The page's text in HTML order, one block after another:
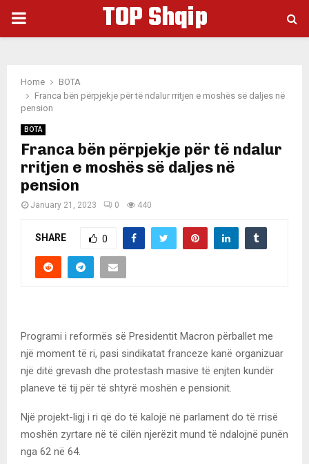
PRIMARY
TOP Shqip
Home
BOTA
Franca bën përpjekje për të ndalur rritjen e moshës së daljes në
pension
BOTA
Franca bën përpjekje për të ndalur
rritjen e moshës së daljes në
pension
January 21, 2023 0 440
SHARE 0
Programi i reformës së Presidentit Macron përballet me
një moment të ri, pasi sindikatat franceze kanë organizuar
një ditë grevash dhe protestash masive të enjten kundër
planeve të tij për të shtyrë moshën e pensionit.
Një projekt-ligj i ri që do të kalojë në parlament do të rrisë
moshën zyrtare në të cilën njerëzit mund të ndalojnë punën
nga 62 në 64.